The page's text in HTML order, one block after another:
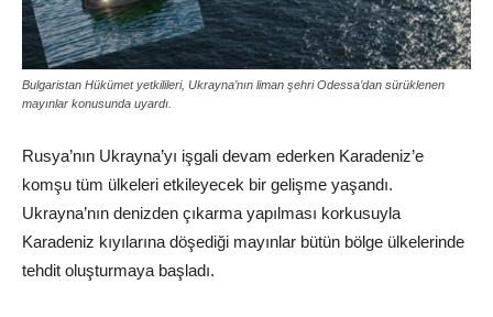
Bulgaristan Hükümet yetkilileri, Ukrayna’nın liman şehri Odessa’dan sürüklenen
mayınlar konusunda uyardı.
Rusya’nın Ukrayna’yı işgali devam ederken Karadeniz’e
komşu tüm ülkeleri etkileyecek bir gelişme yaşandı.
Ukrayna’nın denizden çıkarma yapılması korkusuyla
Karadeniz kıyılarına döşediği mayınlar bütün bölge ülkelerinde
tehdit oluşturmaya başladı.